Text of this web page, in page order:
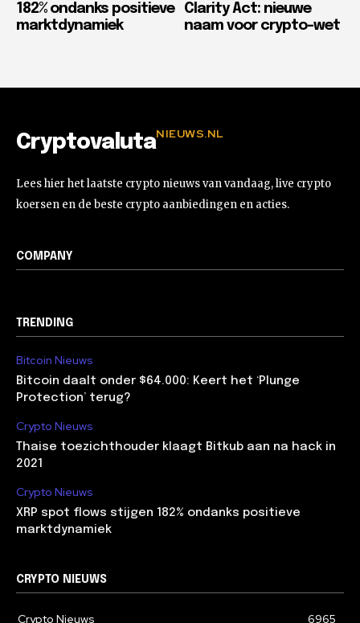
182% ondanks positieve
marktdynamiek
Clarity Act: nieuwe
naam voor crypto-wet
CryptovalutaNIEUWS.NL
Lees hier het laatste crypto nieuws van vandaag, live crypto
koersen en de beste crypto aanbiedingen en acties.
COMPANY
TRENDING
Bitcoin Nieuws
Bitcoin daalt onder $64.000: Keert het ‘Plunge
Protection’ terug?
Crypto Nieuws
Thaise toezichthouder klaagt Bitkub aan na hack in
2021
Crypto Nieuws
XRP spot flows stijgen 182% ondanks positieve
marktdynamiek
CRYPTO NIEUWS
Crypto Nieuws 6965